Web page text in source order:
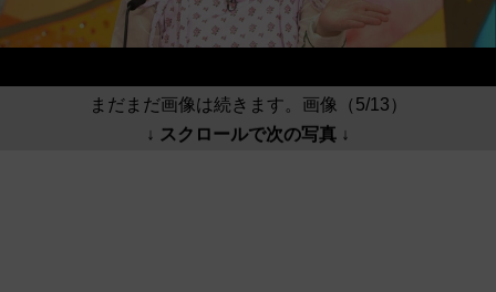
まだまだ画像は続きます。画像（5/13）
↓ スクロールで次の写真 ↓